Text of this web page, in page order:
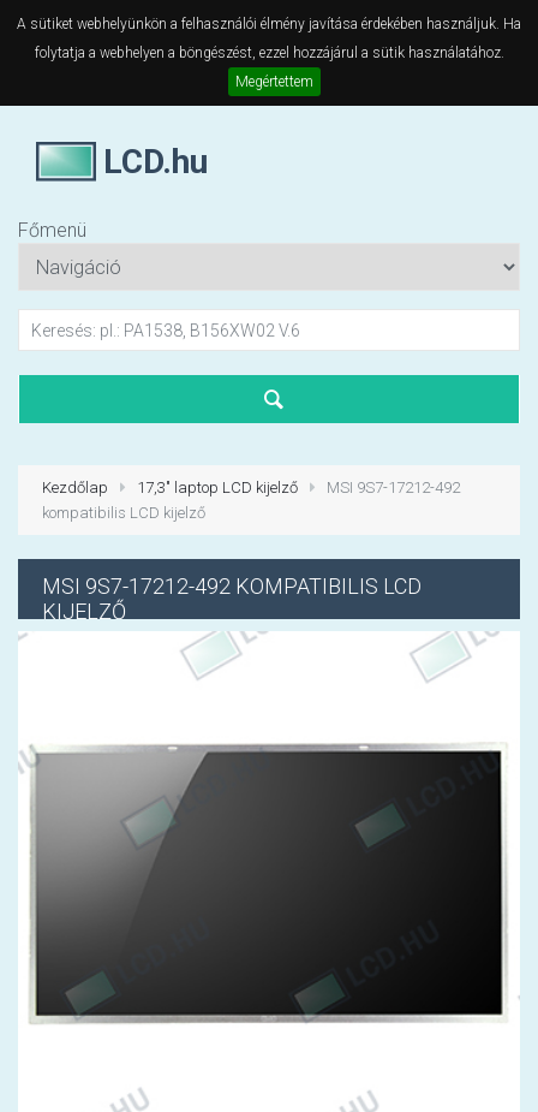
A sütiket webhelyünkön a felhasználói élmény javítása érdekében használjuk. Ha
folytatja a webhelyen a böngészést, ezzel hozzájárul a sütik használatához.
Megértettem
LCD.hu
Főmenü
Kezdőlap 17,3" laptop LCD kijelző
MSI 9S7-17212-492
kompatibilis LCD kijelző
MSI 9S7-17212-492 KOMPATIBILIS LCD
KIJELZŐ